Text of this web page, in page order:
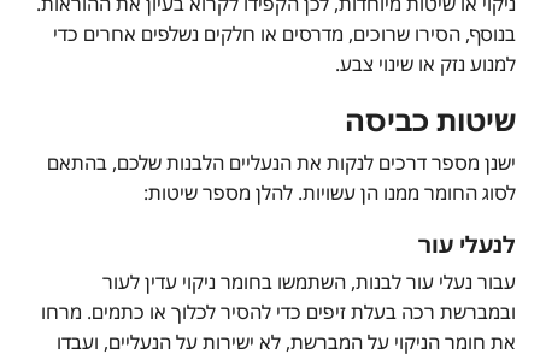
בנוסף, הסירו שרוכים, מדרסים או חלקים נשלפים אחרים כדי
למנוע נזק או שינוי צבע.
שיטות כביסה
ישנן מספר דרכים לנקות את הנעליים הלבנות שלכם, בהתאם
לסוג החומר ממנו הן עשויות. להלן מספר שיטות:
לנעלי עור
עבור נעלי עור לבנות, השתמשו בחומר ניקוי עדין לעור
ובמברשת רכה בעלת זיפים כדי להסיר לכלוך או כתמים. מרחו
את חומר הניקוי על המברשת, לא ישירות על הנעליים, ועבדו